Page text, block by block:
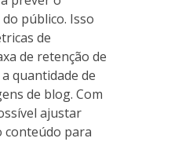
público. Isso
de
de retenção de
quantidade de
de blog. Com
ajustar
conteúdo para